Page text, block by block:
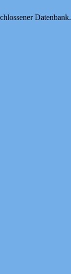
Datenbank.